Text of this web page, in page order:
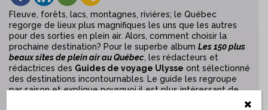
Fleuve, forêts, lacs, montagnes, rivières; le Québec
regorge de lieux plus magnifiques les uns que les autres
pour des sorties en plein air. Alors, comment choisir la
prochaine destination? Pour le superbe album Les 150 plus
beaux sites de plein air au Québec, les rédacteurs et
rédactrices des Guides de voyage Ulysse ont sélectionné
des destinations incontournables Le guide les regroupe
par saison et explique pourquoi il est plus intéressant de